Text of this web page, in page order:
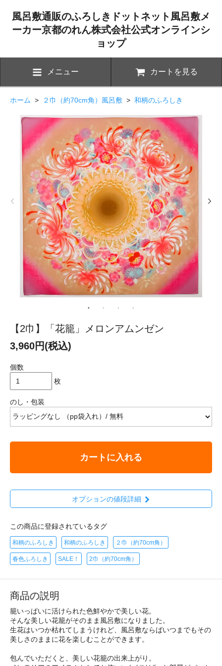
風呂敷通販のふろしきドットネット風呂敷メ
ーカー京都のれん株式会社公式オンラインシ
ョップ
メニュー カートを見る
ホーム > ２巾（約70cm角）風呂敷 > 和柄のふろしき
【2巾】「花籠」メロンアムンゼン
3,960円(税込)
個数
枚
のし・包装
カートに入れる
オプションの値段詳細
この商品に登録されているタグ
和柄のふろしき 和柄のふろしき ２巾（約70cm角）
春色ふろしき SALE！ 2巾（約70cm角）
商品の説明
籠いっぱいに活けられた色鮮やかで美しい花。
そんな美しい花籠がそのまま風呂敷になりました。
生花はいつか枯れてしまうけれど、風呂敷ならばいつまでもその
美しさのままに花を楽しむことができます。
包んでいただくと、美しい花籠の出来上がり。